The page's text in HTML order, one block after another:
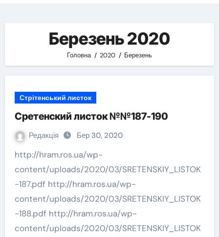
Березень 2020
Головна 2020 Березень
Стрітенський листок
Сретенский листок №№187-190
Редакція Бер 30, 2020
http://hram.ros.ua/wp-
content/uploads/2020/03/SRETENSKIY_LISTOK
-187.pdf http://hram.ros.ua/wp-
content/uploads/2020/03/SRETENSKIY_LISTOK
-188.pdf http://hram.ros.ua/wp-
content/uploads/2020/03/SRETENSKIY_LISTOK